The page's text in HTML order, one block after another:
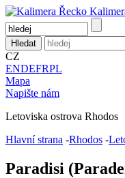
CZ
ENDEFRPL
Mapa
Napište nám
Letoviska ostrova Rhodos
Hlavní strana -Rhodos -
Paradisi